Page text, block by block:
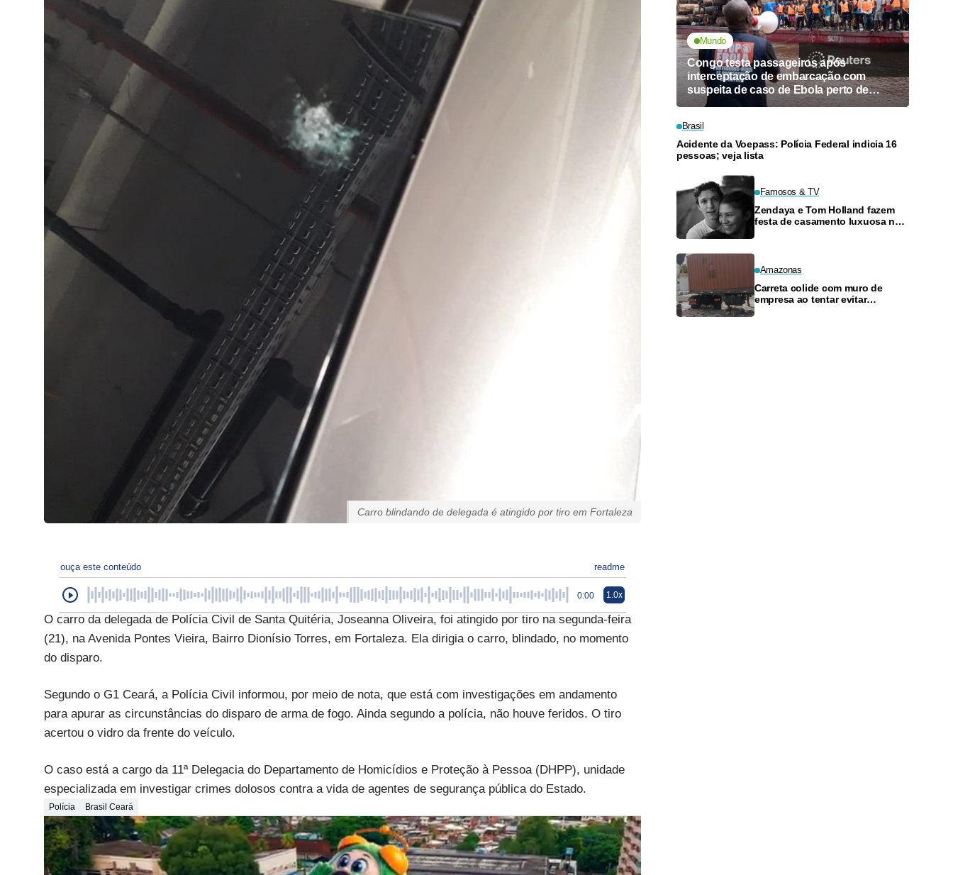
Carro blindando de delegada é atingido por tiro em Fortaleza
ouça este conteúdo readme
0:00 1.0x
O carro da delegada de Polícia Civil de Santa Quitéria, Joseanna Oliveira, foi atingido por tiro na segunda-feira
(21), na Avenida Pontes Vieira, Bairro Dionísio Torres, em Fortaleza. Ela dirigia o carro, blindado, no momento
do disparo.
Segundo o G1 Ceará, a Polícia Civil informou, por meio de nota, que está com investigações em andamento
para apurar as circunstâncias do disparo de arma de fogo. Ainda segundo a polícia, não houve feridos. O tiro
acertou o vidro da frente do veículo.
O caso está a cargo da 11ª Delegacia do Departamento de Homicídios e Proteção à Pessoa (DHPP), unidade
especializada em investigar crimes dolosos contra a vida de agentes de segurança pública do Estado.
Polícia Brasil Ceará
Mundo
Congo testa passageiros após
interceptação de embarcação com
suspeita de caso de Ebola perto de
Kinshasa
Brasil
Acidente da Voepass: Polícia Federal indicia 16
pessoas; veja lista
Famosos & TV
Zendaya e Tom Holland fazem
festa de casamento luxuosa na
Amazonas
Carreta colide com muro de
empresa ao tentar evitar